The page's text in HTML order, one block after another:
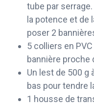
tube par
la potence et de
poser 2
5 colliers en
bannière proche
Un lest de 500 g
bas pour tendre
1 housse de